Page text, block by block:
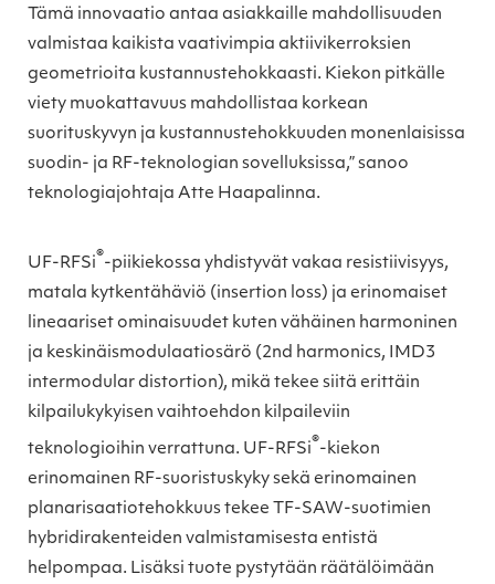
Tämä innovaatio antaa asiakkaille mahdollisuuden
valmistaa kaikista vaativimpia aktiivikerroksien
geometrioita kustannustehokkaasti. Kiekon pitkälle
viety muokattavuus mahdollistaa korkean
suorituskyvyn ja kustannustehokkuuden monenlaisissa
suodin- ja RF-teknologian sovelluksissa,” sanoo
teknologiajohtaja Atte Haapalinna.
UF-RFSi®-piikiekossa yhdistyvät vakaa resistiivisyys,
matala kytkentähäviö (insertion loss) ja erinomaiset
lineaariset ominaisuudet kuten vähäinen harmoninen
ja keskinäismodulaatiosärö (2nd harmonics, IMD3
intermodular distortion), mikä tekee siitä erittäin
kilpailukykyisen vaihtoehdon kilpaileviin
teknologioihin verrattuna. UF-RFSi®-kiekon
erinomainen RF-suoristuskyky sekä erinomainen
planarisaatiotehokkuus tekee TF-SAW-suotimien
hybridirakenteiden valmistamisesta entistä
helpompaa. Lisäksi tuote pystytään räätälöimään